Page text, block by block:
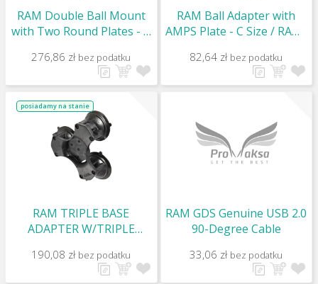
RAM Double Ball Mount
with Two Round Plates - C
276,86 zł bez podatku
RAM Ball Adapter with
AMPS Plate - C Size / RAM-
82,64 zł bez podatku
posiadamy na stanie
RAM TRIPLE BASE
ADAPTER W/TRIPLE
190,08 zł bez podatku
RAM GDS Genuine USB 2.0
90-Degree Cable
33,06 zł bez podatku